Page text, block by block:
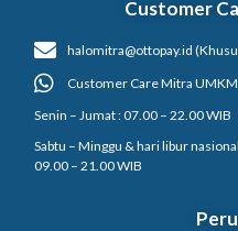
Customer
halomitra@ottopay.id
Customer Care Mitra
Senin – Jumat : 07.00 – 22.00 WIB
Sabtu – Minggu & hari libur nasional
09.00 – 21.00 WIB